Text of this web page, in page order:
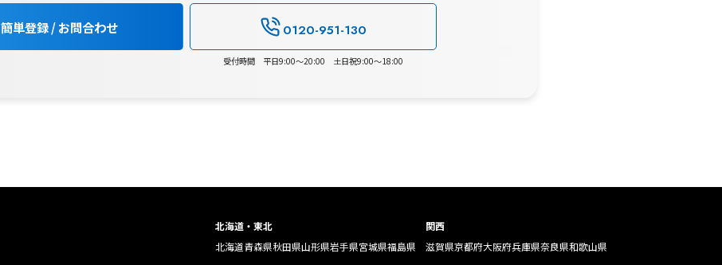
簡単登録 / お問合わせ 0120-951-130
受付時間 平日9:00～20:00 土日祝9:00～18:00
北海道・東北
北海道青森県秋田県山形県岩手県宮城県福島県
関西
滋賀県京都府大阪府兵庫県奈良県和歌山県